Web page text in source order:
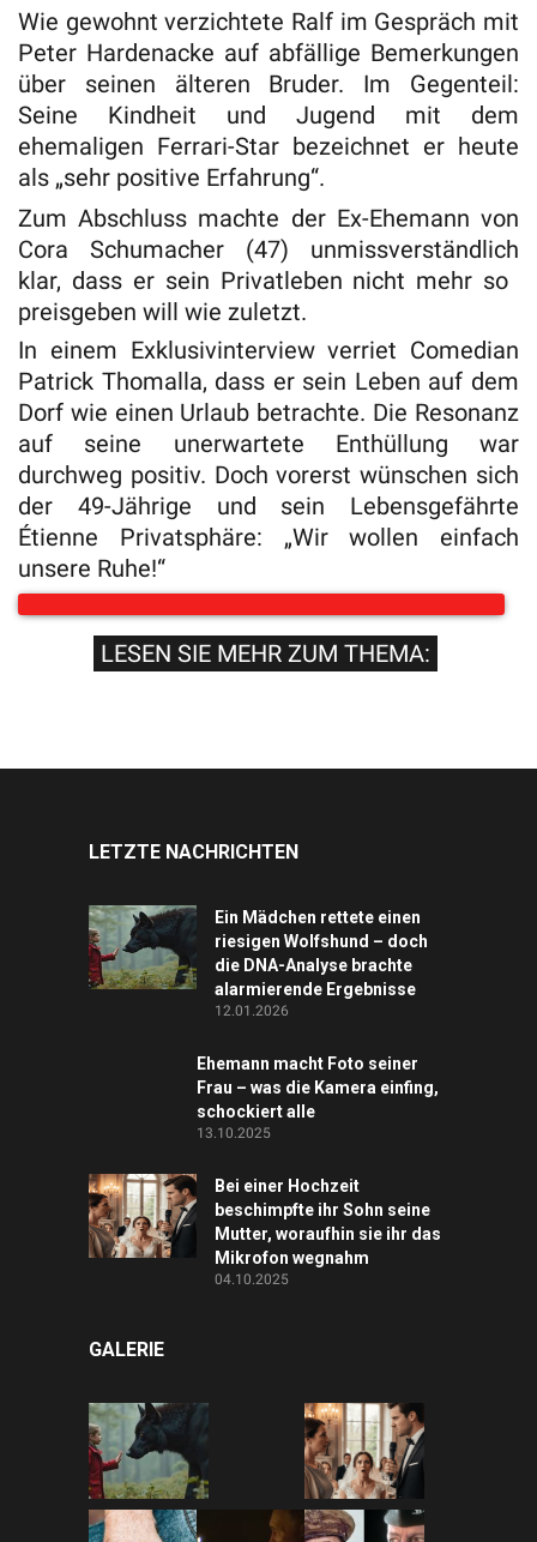
Wie gewohnt verzichtete Ralf im Gespräch mit
Peter Hardenacke auf abfällige Bemerkungen
über seinen älteren Bruder. Im Gegenteil:
Seine Kindheit und Jugend mit dem
ehemaligen Ferrari-Star bezeichnet er heute
als „sehr positive Erfahrung“.
Zum Abschluss machte der Ex-Ehemann von
Cora Schumacher (47) unmissverständlich
klar, dass er sein Privatleben nicht mehr so ​​
preisgeben will wie zuletzt.
In einem Exklusivinterview verriet Comedian
Patrick Thomalla, dass er sein Leben auf dem
Dorf wie einen Urlaub betrachte. Die Resonanz
auf seine unerwartete Enthüllung war
durchweg positiv. Doch vorerst wünschen sich
der 49-Jährige und sein Lebensgefährte
Étienne Privatsphäre: „Wir wollen einfach
unsere Ruhe!“
LESEN SIE MEHR ZUM THEMA:
LETZTE NACHRICHTEN
Ein Mädchen rettete einen
riesigen Wolfshund – doch
die DNA-Analyse brachte
alarmierende Ergebnisse
12.01.2026
Ehemann macht Foto seiner
Frau – was die Kamera einfing,
schockiert alle
13.10.2025
Bei einer Hochzeit
beschimpfte ihr Sohn seine
Mutter, woraufhin sie ihr das
Mikrofon wegnahm
04.10.2025
GALERIE